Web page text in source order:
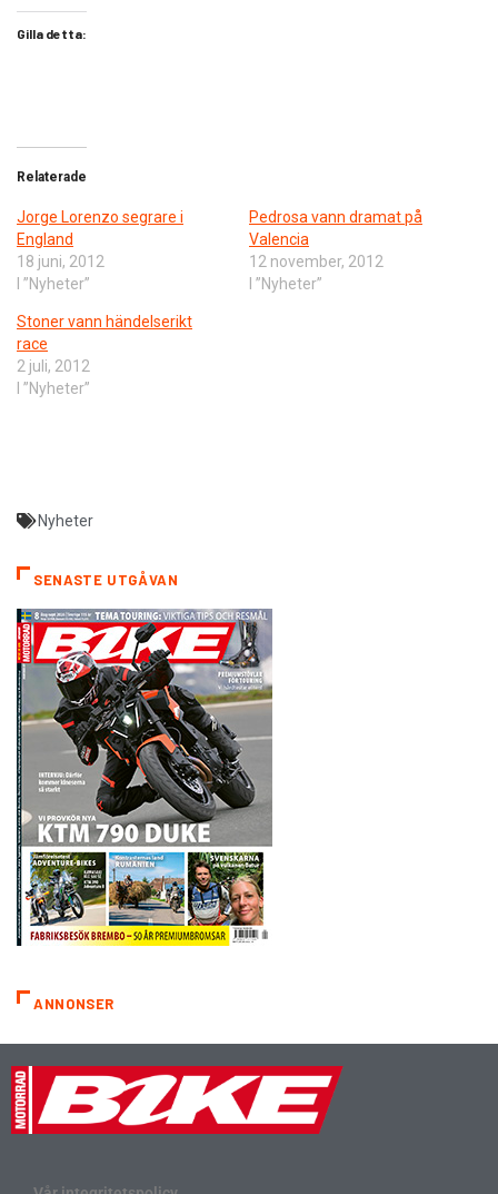
Gilla detta:
Relaterade
Jorge Lorenzo segrare i
England
18 juni, 2012
I ”Nyheter”
Pedrosa vann dramat på
Valencia
12 november, 2012
I ”Nyheter”
Stoner vann händelserikt
race
2 juli, 2012
I ”Nyheter”
Nyheter
SENASTE UTGÅVAN
ANNONSER